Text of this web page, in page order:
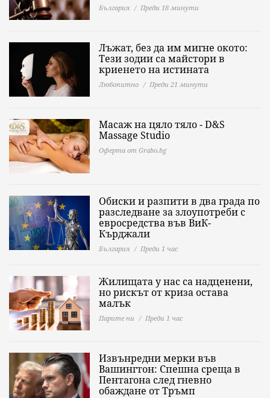
България Преди 18 минути
Лъжат, без да им мигне окото:
Тези зодии са майстори в
криенето на истината
Любопитно Преди 21 минути
Масаж на цяло тяло - D&S
Massage Studio
Оферта от Grabo.bg
Обиски и разпити в два града по
разследване за злоупотреби с
евросредства във ВиК-
Кърджали
България Преди 1 час
Жилищата у нас са надценени,
но рискът от криза остава
малък
Парите ни Преди 1 час
Извънредни мерки във
Вашингтон: Спешна среща в
Пентагона след гневно
обаждане от Тръмп